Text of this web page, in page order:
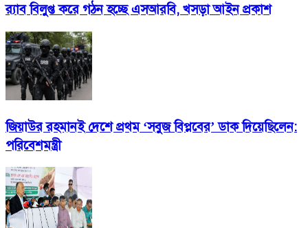
র‍্যাব বিলুপ্ত করে গঠন হচ্ছে এসআরবি, খসড়া আইন প্রকাশ
জিয়াউর রহমানই দেশে প্রথম ‘সবুজ বিপ্লবের’ ডাক দিয়েছিলেন:
পরিবেশমন্ত্রী